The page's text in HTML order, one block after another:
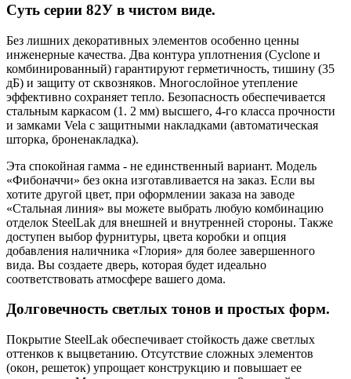
Суть серии 82У в чистом виде.
Без лишних декоративных элементов особенно ценны
инженерные качества. Два контура уплотнения (Cyclone и
комбинированный) гарантируют герметичность, тишину (35
дБ) и защиту от сквозняков. Многослойное утепление
эффективно сохраняет тепло. Безопасность обеспечивается
стальным каркасом (1. 2 мм) высшего, 4-го класса прочности
и замками Vela с защитными накладками (автоматическая
шторка, броненакладка).
Эта спокойная гамма - не единственный вариант. Модель
«Фибоначчи» без окна изготавливается на заказ. Если вы
хотите другой цвет, при оформлении заказа на заводе
«Стальная линия» вы можете выбрать любую комбинацию
отделок SteelLak для внешней и внутренней стороны. Также
доступен выбор фурнитуры, цвета коробки и опция
добавления наличника «Глория» для более завершенного
вида. Вы создаете дверь, которая будет идеально
соответствовать атмосфере вашего дома.
Долговечность светлых тонов и простых форм.
Покрытие SteelLak обеспечивает стойкость даже светлых
оттенков к выцветанию. Отсутствие сложных элементов
(окон, решеток) упрощает конструкцию и повышает ее